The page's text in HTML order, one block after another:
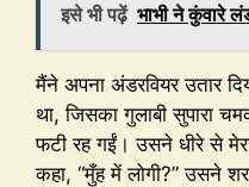
इसे भी पढ़ें भाभी ने कुंवारे
मैंने अपना अंडरवियर उतार
था, जिसका गुलाबी सुपारा
फटी रह गईं। उसने धीरे से
कहा, “मुँह में लोगी?” उसने